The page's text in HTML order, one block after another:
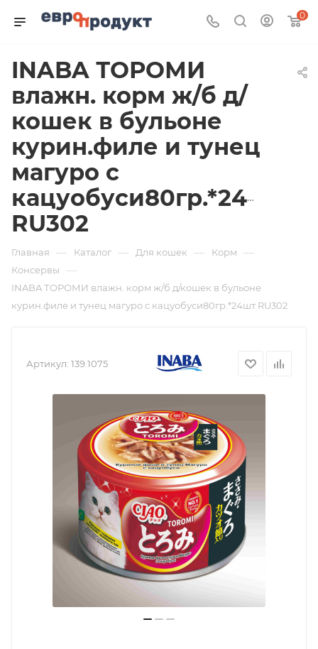
0
INABA ТОРОМИ
влажн. корм ж/б д/
кошек в бульоне
курин.филе и тунец
магуро с
кацуобуси80гр.*24шт
RU302
Главная — Каталог — Для кошек — Корм —
Консервы —
INABA ТОРОМИ влажн. корм ж/б д/кошек в бульоне
курин.филе и тунец магуро с кацуобуси80гр.*24шт RU302
Артикул: 139.1075